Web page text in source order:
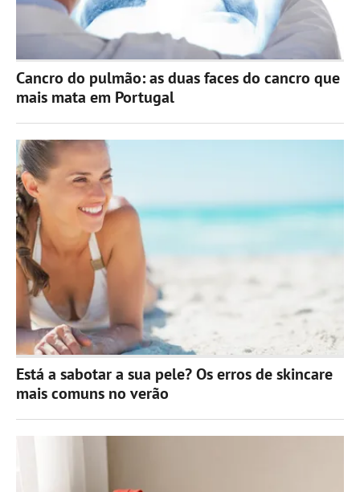
Cancro do pulmão: as duas faces do cancro que
mais mata em Portugal
Está a sabotar a sua pele? Os erros de skincare
mais comuns no verão